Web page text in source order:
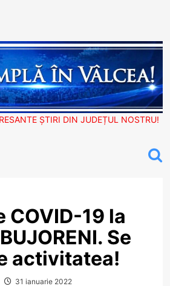
ȘTIRI DIN JUDEȚUL NOSTRU!
COVID-19 la
Se
activitatea!
31 ianuarie 2022